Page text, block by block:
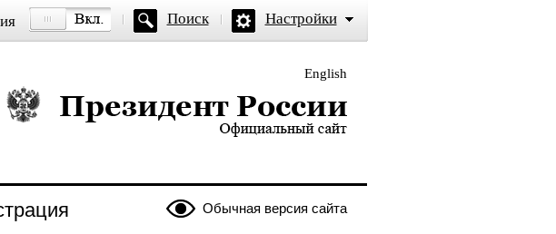
Поиск Настройки
English
Президент России — официальный сайт
Обычная версия сайта